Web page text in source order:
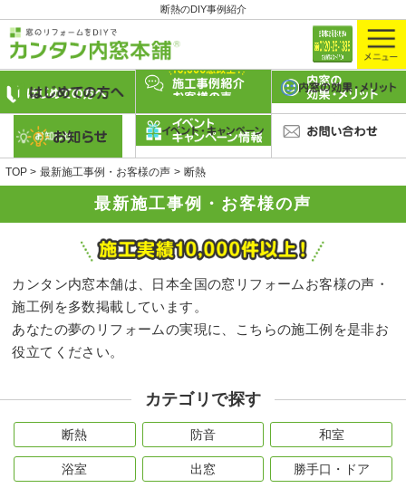
断熱のDIY事例紹介
最新施工事例・お客様の声
TOP 最新施工事例・お客様の声 断熱
カンタン内窓本舗は、日本全国の窓リフォームお客様の声・
施工例を多数掲載しています。
あなたの夢のリフォームの実現に、こちらの施工例を是非お
役立てください。
カテゴリで探す
断熱 防音 和室
浴室 出窓 勝手口・ドア